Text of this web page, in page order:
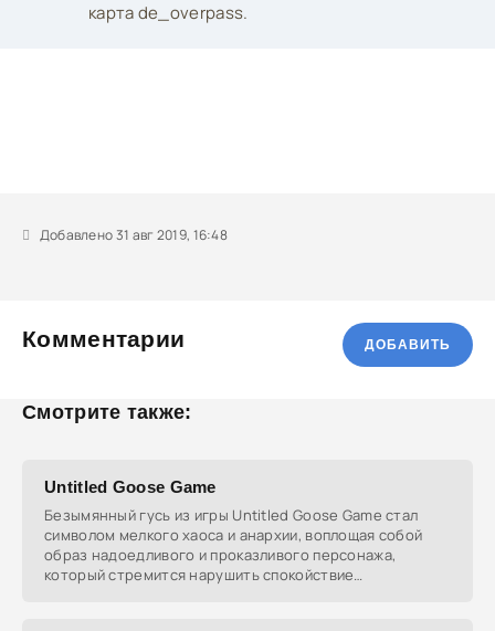
карта de_overpass.
Добавлено 31 авг 2019, 16:48
Комментарии ДОБАВИТЬ
Смотрите также:
Untitled Goose Game
Безымянный гусь из игры Untitled Goose Game стал
символом мелкого хаоса и анархии, воплощая собой
образ надоедливого и проказливого персонажа,
который стремится нарушить спокойствие